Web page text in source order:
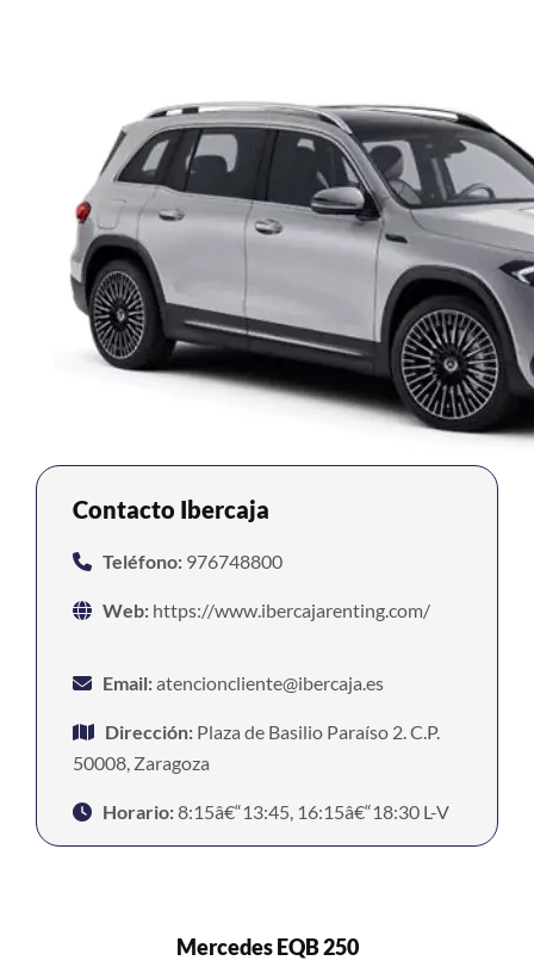
Contacto Ibercaja
Teléfono: 976748800
Web: https://www.ibercajarenting.com/
Email:atencioncliente@ibercaja.es
Dirección: Plaza de Basilio Paraíso 2. C.P.
50008, Zaragoza
Horario:8:15â€“13:45, 16:15â€“18:30 L-V
Mercedes EQB 250